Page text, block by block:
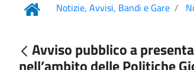
Notizie, Avvisi, Bandi e Gare
Avviso pubblico a